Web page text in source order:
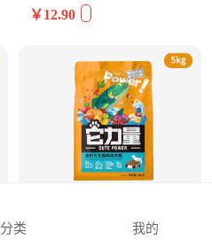
50g*3包
￥12.90
分类 我的